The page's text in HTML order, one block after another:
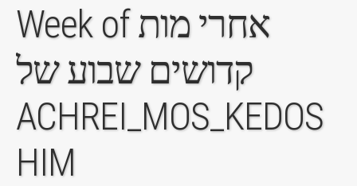
Week of אחרי מות
קדושים שבוע של
ACHREI_MOS_KEDOS
HIM